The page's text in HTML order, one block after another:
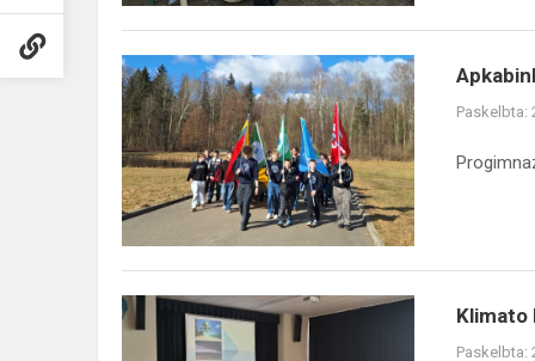
Apkabinkime
Kaišiadoris'2026
Paskelbta:
Klimato
kaita
Klimato
Paskelbta: